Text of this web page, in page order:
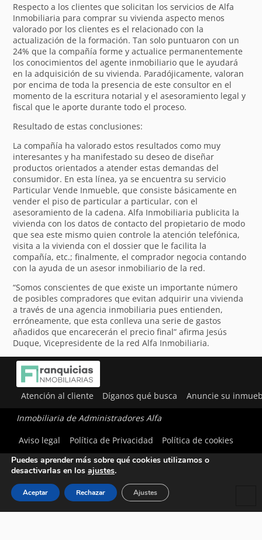
Respecto a los clientes que solicitan los servicios de Alfa
Inmobiliaria para comprar su vivienda aspecto menos
valorado por los clientes es el relacionado con la
actualización de la formación. Tan solo puntuaron con un
24% que la compañía forme y actualice permanentemente
los conocimientos del agente inmobiliario que le ayudará
en la adquisición de su vivienda. Paradójicamente, valoran
por encima de toda la presencia de este consultor en el
momento de la escritura notarial y el asesoramiento legal y
fiscal que le aporte durante todo el proceso.
Resultado de estas conclusiones:
La compañía ha valorado estos resultados como muy
interesantes y ha manifestado su deseo de diseñar
productos orientados a atender estas demandas del
consumidor. En esta línea, ya se encuentra su servicio
Particular Vende Inmueble, que consiste básicamente en
vender el piso de particular a particular, con el
asesoramiento de la cadena. Alfa Inmobiliaria publicita la
vivienda con los datos de contacto del propietario de modo
que sea este mismo quien controle la atención telefónica,
visita a la vivienda con el dossier que le facilita la
compañía, etc.; finalmente, el comprador negocia contando
con la ayuda de un asesor inmobiliario de la red.
“Somos conscientes de que existe un importante número
de posibles compradores que evitan adquirir una vivienda
a través de una agencia inmobiliaria pues entienden,
erróneamente, que esta conlleva una serie de gastos
añadidos que encarecerán el precio final” afirma Jesús
Duque, Vicepresidente de la red Alfa Inmobiliaria.
Atención al cliente Díganos qué busca Anuncie su
Inmobiliaria de Administradores Alfa
Aviso legal
Política de Privacidad Política de cookies
Utilizamos cookies para ofrecerte la mejor experiencia en
Puedes aprender más sobre qué cookies utilizamos o
desactivarlas en los ajustes.
Aceptar Rechazar Ajustes